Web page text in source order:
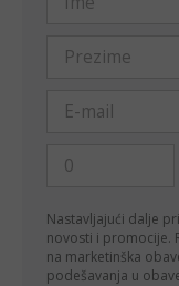
Nastavljajući dalje
novosti i promocije.
na marketinška
podešavanja u